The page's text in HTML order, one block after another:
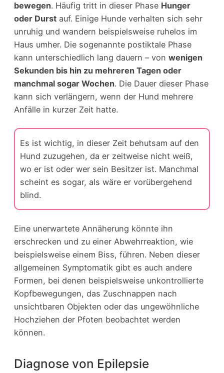
bewegen. Häufig tritt in dieser Phase Hunger
oder Durst auf. Einige Hunde verhalten sich sehr
unruhig und wandern beispielsweise ruhelos im
Haus umher. Die sogenannte postiktale Phase
kann unterschiedlich lang dauern – von wenigen
Sekunden bis hin zu mehreren Tagen oder
manchmal sogar Wochen. Die Dauer dieser Phase
kann sich verlängern, wenn der Hund mehrere
Anfälle in kurzer Zeit hatte.
Es ist wichtig, in dieser Zeit behutsam auf den
Hund zuzugehen, da er zeitweise nicht weiß,
wo er ist oder wer sein Besitzer ist. Manchmal
scheint es sogar, als wäre er vorübergehend
blind.
Eine unerwartete Annäherung könnte ihn
erschrecken und zu einer Abwehrreaktion, wie
beispielsweise einem Biss, führen. Neben dieser
allgemeinen Symptomatik gibt es auch andere
Formen, bei denen beispielsweise unkontrollierte
Kopfbewegungen, das Zuschnappen nach
unsichtbaren Objekten oder das ungewöhnliche
Hochziehen der Pfoten beobachtet werden
können.
Diagnose von Epilepsie